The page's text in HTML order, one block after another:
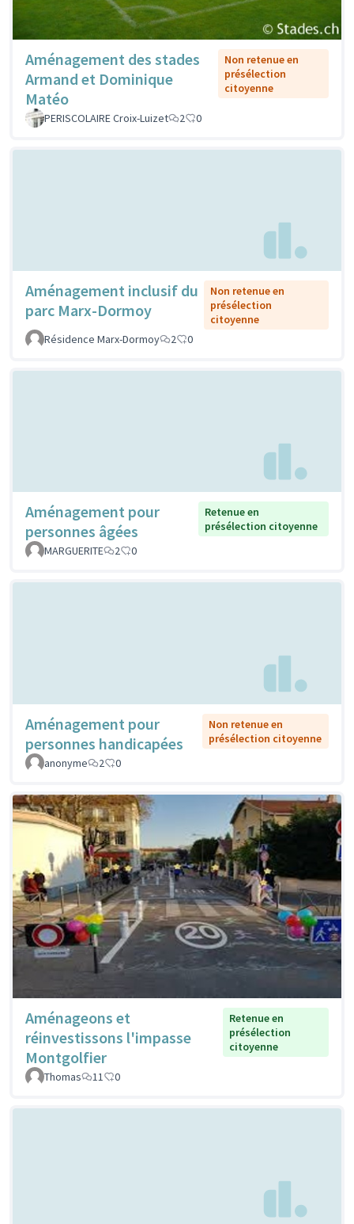
Aménagement des stades
Armand et Dominique
Matéo
Non retenue en
présélection
citoyenne
PERISCOLAIRE Croix-Luizet 2 0
Aménagement inclusif du
parc Marx-Dormoy
Non retenue en
présélection
citoyenne
Résidence Marx-Dormoy
2 0
Aménagement pour
personnes âgées
Retenue en
présélection citoyenne
MARGUERITE
2 0
Aménagement pour
personnes handicapées
Non retenue en
présélection citoyenne
anonyme
2 0
Aménageons et
réinvestissons l'impasse
Montgolfier
Retenue en
présélection
citoyenne
Thomas 11 0